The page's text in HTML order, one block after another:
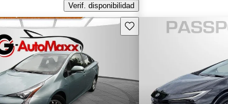
Verif. disponibilidad
Guarda este Aviso